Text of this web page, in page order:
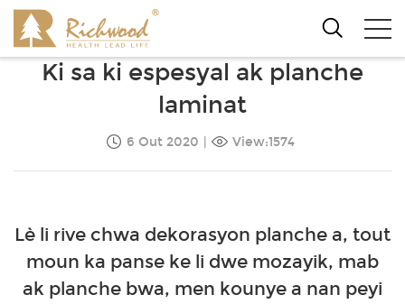
Ki sa ki espesyal ak planche
laminat
6 Out 2020 View:1574
Lè li rive chwa dekorasyon planche a, tout
moun ka panse ke li dwe mozayik, mab
ak planche bwa, men kounye a nan peyi